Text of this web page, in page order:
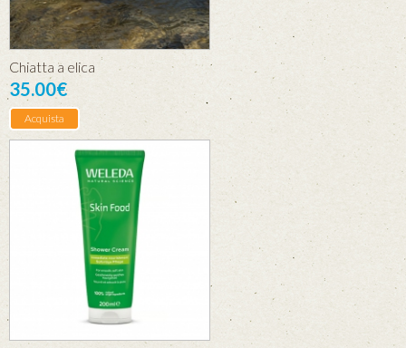
Chiatta a elica
35.00€
Acquista